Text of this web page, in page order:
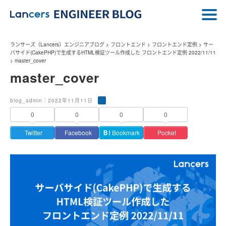
ランサーズ（Lancers）エンジニアブログ > フロントエンド > フロントエンド定例 > サー
バサイド(CakePHP)で生成するHTML検証ツール作成した フロントエンド定例 2022/11/11
> master_cover
master_cover
blog_admin｜2022年11月11日
0
Twitter
0
Facebook
0
Ｂ! Bookmark
0
Pocket